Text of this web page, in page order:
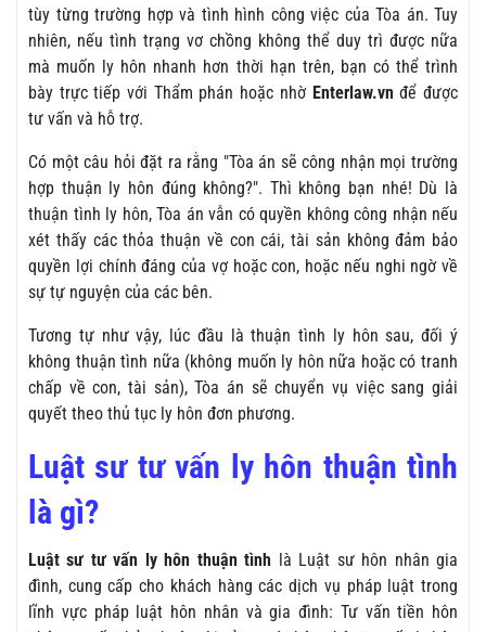
tùy từng trường hợp và tình hình công việc của Tòa án. Tuy
nhiên, nếu tình trạng vơ chồng không thể duy trì được nữa
mà muốn ly hôn nhanh hơn thời hạn trên, bạn có thể trình
bày trực tiếp với Thẩm phán hoặc nhờ Enterlaw.vn để được
tư vấn và hỗ trợ.
Có một câu hỏi đặt ra rằng "Tòa án sẽ công nhận mọi trường
hợp thuận ly hôn đúng không?". Thì không bạn nhé! Dù là
thuận tình ly hôn, Tòa án vẫn có quyền không công nhận nếu
xét thấy các thỏa thuận về con cái, tài sản không đảm bảo
quyền lợi chính đáng của vợ hoặc con, hoặc nếu nghi ngờ về
sự tự nguyện của các bên.
Tương tự như vậy, lúc đầu là thuận tình ly hôn sau, đối ý
không thuận tình nữa (không muốn ly hôn nữa hoặc có tranh
chấp về con, tài sản), Tòa án sẽ chuyển vụ việc sang giải
quyết theo thủ tục ly hôn đơn phương.
Luật sư tư vấn ly hôn thuận tình
là gì?
Luật sư tư vấn ly hôn thuận tình là Luật sư hôn nhân gia
đình, cung cấp cho khách hàng các dịch vụ pháp luật trong
lĩnh vực pháp luật hôn nhân và gia đình: Tư vấn tiền hôn